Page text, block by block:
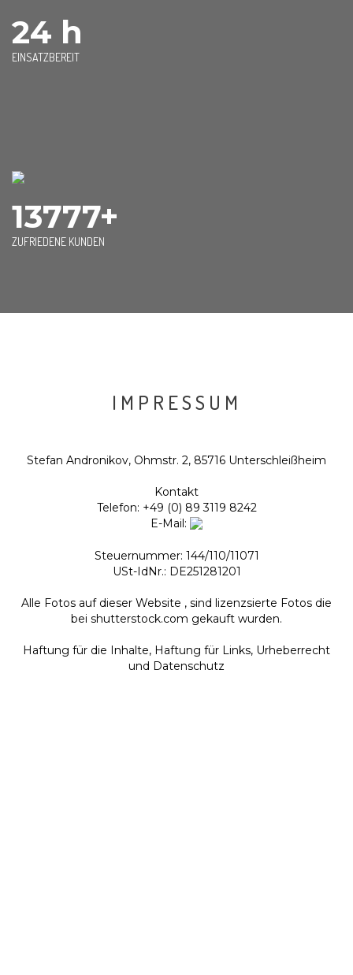
24 h
EINSATZBEREIT
13777+
ZUFRIEDENE KUNDEN
IMPRESSUM
Stefan Andronikov, Ohmstr. 2, 85716 Unterschleißheim
Kontakt
Telefon: +49 (0) 89 3119 8242
E-Mail:
Steuernummer: 144/110/11071
USt-IdNr.: DE251281201
Alle Fotos auf dieser Website , sind lizenzsierte Fotos die
bei shutterstock.com gekauft wurden.
Haftung für die Inhalte, Haftung für Links, Urheberrecht
und Datenschutz